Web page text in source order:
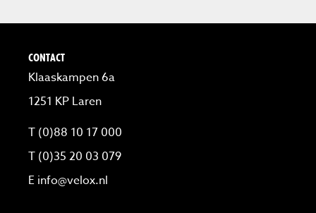
CONTACT
Klaaskampen 6a
1251 KP Laren
T (0)88 10 17 000
T (0)35 20 03 079
E info@velox.nl